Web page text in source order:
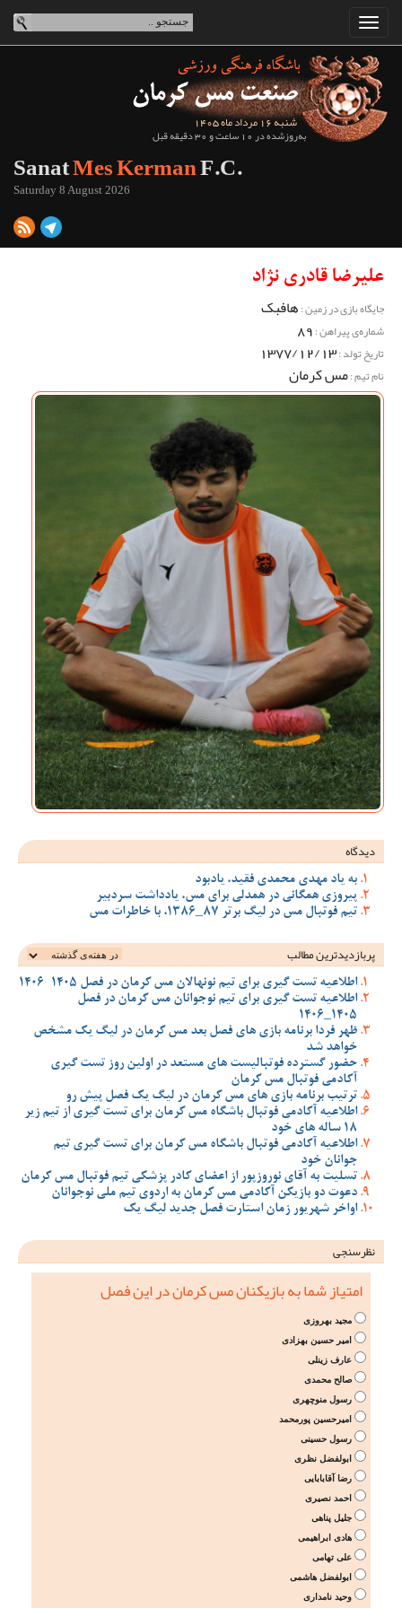
شنبه 16 مرداد ماه 1405
به‌روزشده در 10 ساعت و 30 دقیقه قبل
SanatMes KermanF.C.
Saturday 8 August 2026
علیرضا قادری نژاد
جایگاه بازی در زمین :هافبک
شماره‌ی پیراهن :89
تاریخ تولد :1377/12/13
نام تیم :مس کرمان
دیدگاه
به یاد مهدی محمدی فقید، یادبود
پیروزی همگانی در همدلی برای مس، یادداشت سردبیر
تیم فوتبال مس در لیگ برتر 87_1386، با خاطرات مس
پربازدیدترین‌ مطالب
اطلاعیه تست گیری برای تیم نونهالان مس کرمان در فصل 1405-1406
اطلاعیه تست گیری برای تیم نوجوانان مس کرمان در فصل
1405_1406
ظهر فردا برنامه بازی های فصل بعد مس کرمان در لیگ یک مشخص
خواهد شد
حضور گسترده فوتبالیست های مستعد در اولین روز تست گیری
آکادمی فوتبال مس کرمان
ترتیب برنامه بازی های مس کرمان در لیگ یک فصل پیش رو
اطلاعیه آکادمی فوتبال باشگاه مس کرمان برای تست گیری از تیم زیر
18 ساله های خود
اطلاعیه آکادمی فوتبال باشگاه مس کرمان برای تست گیری تیم
جوانان خود
تسلیت به آقای نوروزپور از اعضای کادر پزشکی تیم فوتبال مس کرمان
دعوت دو بازیکن آکادمی مس کرمان به اردوی تیم ملی نوجوانان
اواخر شهریور زمان استارت فصل جدید لیگ یک
نظرسنجی
امتیاز شما به بازیکنان مس کرمان در این فصل
مجید بهروزی
امیر حسین بهزادی
عارف زینلی
صالح محمدی
رسول منوچهری
امیرحسین پورمحمد
رسول حسینی
ابولفضل نظری
رضا آقابابایی
احمد نصیری
جلیل پناهی
هادی ابراهیمی
علی تهامی
ابولفضل هاشمی
وحید نامداری